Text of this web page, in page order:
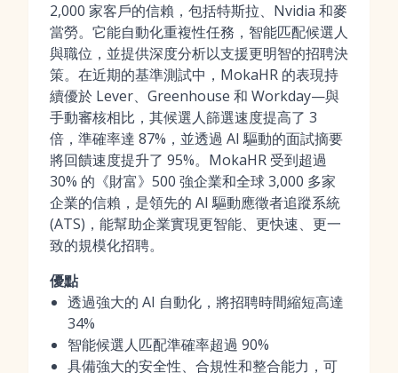
2,000 家客戶的信賴，包括特斯拉、Nvidia 和麥
當勞。它能自動化重複性任務，智能匹配候選人
與職位，並提供深度分析以支援更明智的招聘決
策。在近期的基準測試中，MokaHR 的表現持
續優於 Lever、Greenhouse 和 Workday—與
手動審核相比，其候選人篩選速度提高了 3
倍，準確率達 87%，並透過 AI 驅動的面試摘要
將回饋速度提升了 95%。MokaHR 受到超過
30% 的《財富》500 強企業和全球 3,000 多家
企業的信賴，是領先的 AI 驅動應徵者追蹤系統
(ATS)，能幫助企業實現更智能、更快速、更一
致的規模化招聘。
優點
透過強大的 AI 自動化，將招聘時間縮短高達
34%
智能候選人匹配準確率超過 90%
具備強大的安全性、合規性和整合能力，可